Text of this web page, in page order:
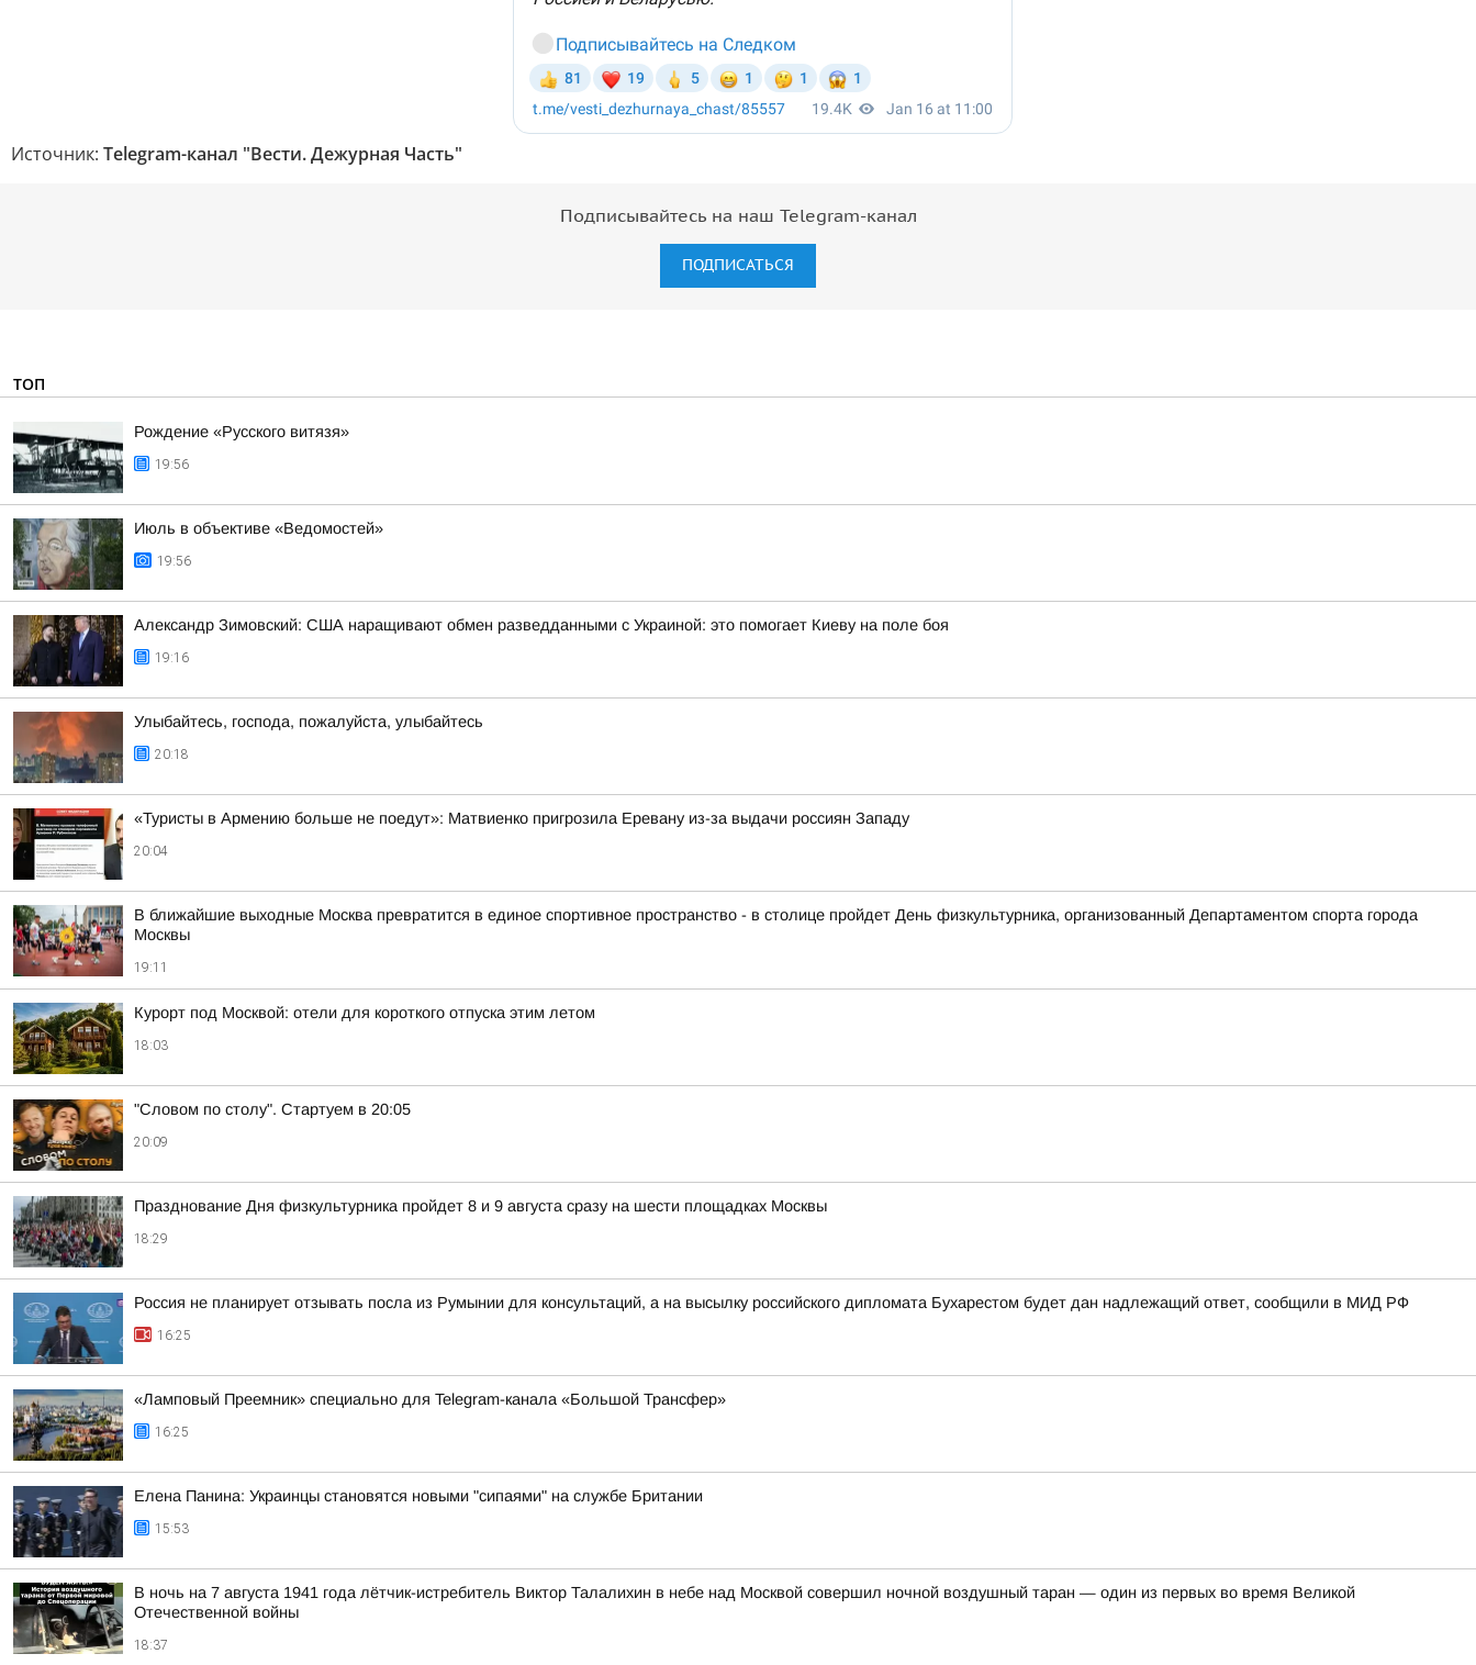
Источник: Telegram-канал "Вести. Дежурная Часть"
Подписывайтесь на наш Telegram-канал
ПОДПИСАТЬСЯ
ТОП
Рождение «Русского витязя»
19:56
Июль в объективе «Ведомостей»
19:56
Александр Зимовский: США наращивают обмен разведданными с Украиной: это помогает Киеву на поле боя
19:16
Улыбайтесь, господа, пожалуйста, улыбайтесь
20:18
«Туристы в Армению больше не поедут»: Матвиенко пригрозила Еревану из-за выдачи россиян Западу
20:04
В ближайшие выходные Москва превратится в единое спортивное пространство - в столице пройдет День физкультурника, организованный Департаментом спорта города
Москвы
19:11
Курорт под Москвой: отели для короткого отпуска этим летом
18:03
"Словом по столу". Стартуем в 20:05
20:09
Празднование Дня физкультурника пройдет 8 и 9 августа сразу на шести площадках Москвы
18:29
Россия не планирует отзывать посла из Румынии для консультаций, а на высылку российского дипломата Бухарестом будет дан надлежащий ответ, сообщили в МИД РФ
16:25
«Ламповый Преемник» специально для Telegram-канала «Большой Трансфер»
16:25
Елена Панина: Украинцы становятся новыми "сипаями" на службе Британии
15:53
В ночь на 7 августа 1941 года лётчик-истребитель Виктор Талалихин в небе над Москвой совершил ночной воздушный таран — один из первых во время Великой
Отечественной войны
18:37